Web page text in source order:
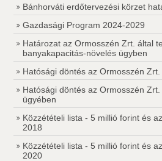
Bánhorváti erdőtervezési körzet
Gazdasági Program 2024-2029
Határozat az Ormosszén Zrt. által
banyakapacitás-növelés ügyben
Hatósági döntés az Ormosszén
Hatósági döntés az Ormosszén
ügyében
Közzétételi lista - 5 millió forint és
2018
Közzétételi lista - 5 millió forint és
2020